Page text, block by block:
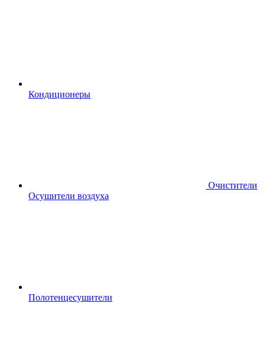
Кондиционеры
Очистители
Осушители воздуха
Полотенцесушители